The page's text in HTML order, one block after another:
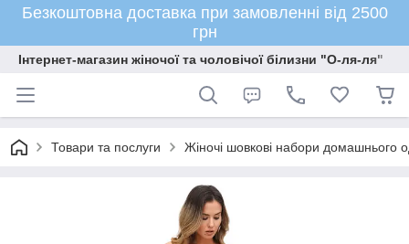
Безкоштовна доставка при замовленні від 2500
грн
Інтернет-магазин жіночої та чоловічої білизни "О-ля-ля"
Товари та послуги Жіночі шовкові набори домашнього